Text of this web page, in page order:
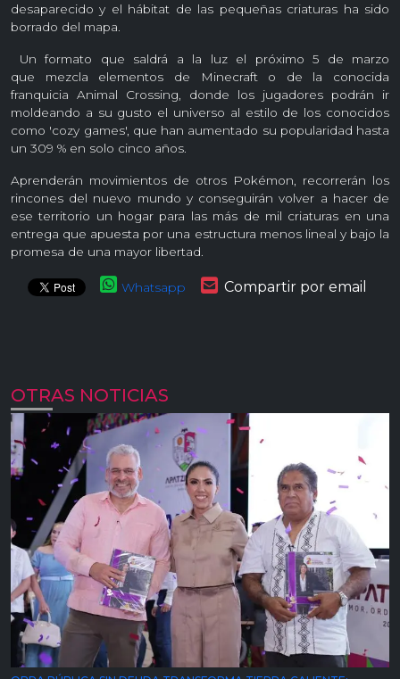
desaparecido y el hábitat de las pequeñas criaturas ha sido
borrado del mapa.
Un formato que saldrá a la luz el próximo 5 de marzo
que mezcla elementos de Minecraft o de la conocida
franquicia Animal Crossing, donde los jugadores podrán ir
moldeando a su gusto el universo al estilo de los conocidos
como 'cozy games', que han aumentado su popularidad hasta
un 309 % en solo cinco años.
Aprenderán movimientos de otros Pokémon, recorrerán los
rincones del nuevo mundo y conseguirán volver a hacer de
ese territorio un hogar para las más de mil criaturas en una
entrega que apuesta por una estructura menos lineal y bajo la
promesa de una mayor libertad.
Whatsapp Compartir por email
OTRAS NOTICIAS